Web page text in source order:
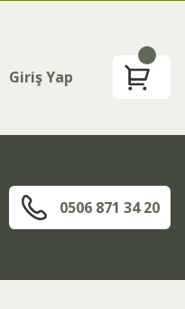
Giriş Yap
0506 871 34 20